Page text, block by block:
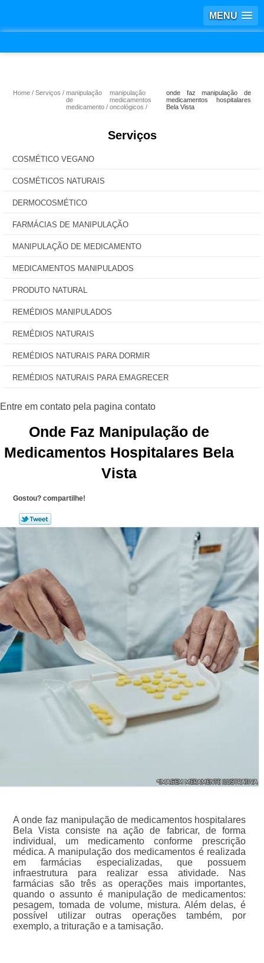
MENU
Home Serviços
manipulação
de
medicamento
manipulação
medicamentos
oncológicos
onde faz manipulação de
medicamentos hospitalares
Bela Vista
Serviços
COSMÉTICO VEGANO
COSMÉTICOS NATURAIS
DERMOCOSMÉTICO
FARMÁCIAS DE MANIPULAÇÃO
MANIPULAÇÃO DE MEDICAMENTO
MEDICAMENTOS MANIPULADOS
PRODUTO NATURAL
REMÉDIOS MANIPULADOS
REMÉDIOS NATURAIS
REMÉDIOS NATURAIS PARA DORMIR
REMÉDIOS NATURAIS PARA EMAGRECER
Onde Faz Manipulação de
Medicamentos Hospitalares Bela
Vista
Gostou? compartilhe!
A onde faz manipulação de medicamentos hospitalares
Bela Vista consiste na ação de fabricar, de forma
individual, um medicamento conforme prescrição
médica. A manipulação dos medicamentos é realizada
em farmácias especializadas, que possuem
infraestrutura para realizar essa atividade. Nas
farmácias são três as operações mais importantes,
quando o assunto é manipulação de medicamentos:
pesagem, tomada de volume, mistura. Além delas, é
possível utilizar outras operações também, por
exemplo, a trituração e a tamisação.